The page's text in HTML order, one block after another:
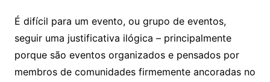
É difícil para um evento, ou grupo de eventos,
seguir uma justificativa ilógica – principalmente
porque são eventos organizados e pensados por
membros de comunidades firmemente ancoradas no